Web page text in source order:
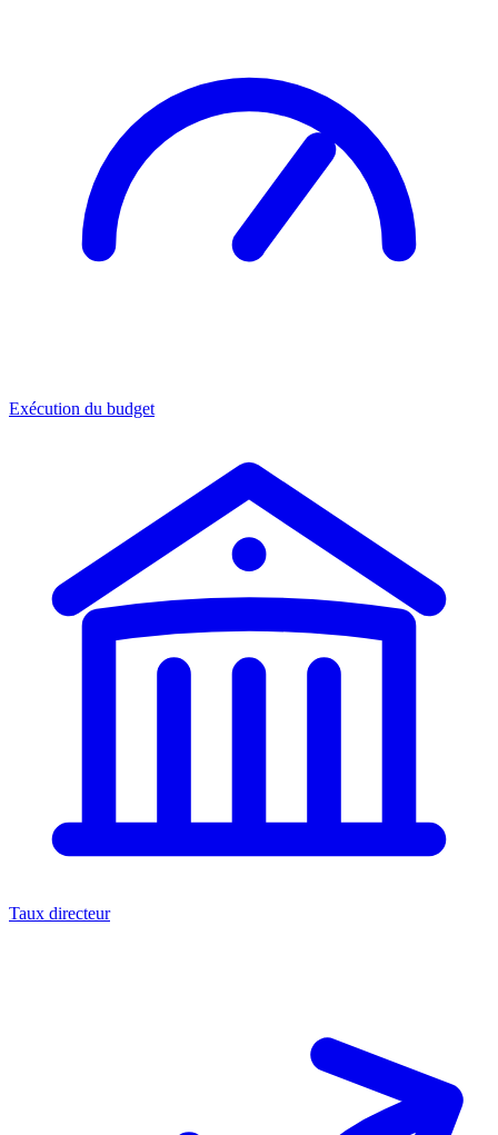
Exécution du budget
Taux directeur